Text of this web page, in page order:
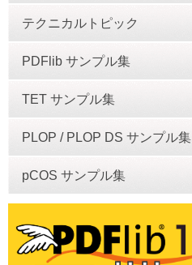
テクニカルトピック
PDFlib サンプル集
TET サンプル集
PLOP / PLOP DS サンプル集
pCOS サンプル集